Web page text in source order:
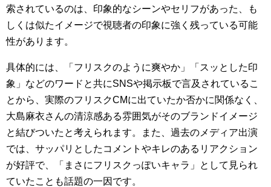
索されているのは、印象的なシーンやセリフがあった、も
しくは似たイメージで視聴者の印象に強く残っている可能
性があります。
具体的には、「フリスクのように爽やか」「スッとした印
象」などのワードと共にSNSや掲示板で言及されているこ
とから、実際のフリスクCMに出ていたか否かに関係なく、
大島麻衣さんの清涼感ある雰囲気がそのブランドイメージ
と結びついたと考えられます。また、過去のメディア出演
では、サッパリとしたコメントやキレのあるリアクション
が好評で、「まさにフリスクっぽいキャラ」として見られ
ていたことも話題の一因です。